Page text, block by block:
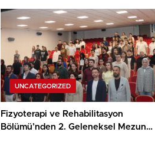
UNCATEGORIZED
Fizyoterapi ve Rehabilitasyon
Bölümü’nden 2. Geleneksel Mezun